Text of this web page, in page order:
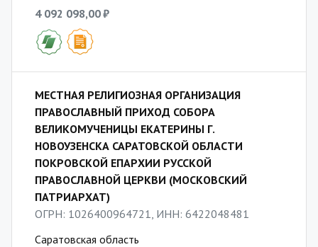
4 092 098,00 ₽
МЕСТНАЯ РЕЛИГИОЗНАЯ ОРГАНИЗАЦИЯ
ПРАВОСЛАВНЫЙ ПРИХОД СОБОРА
ВЕЛИКОМУЧЕНИЦЫ ЕКАТЕРИНЫ Г.
НОВОУЗЕНСКА САРАТОВСКОЙ ОБЛАСТИ
ПОКРОВСКОЙ ЕПАРХИИ РУССКОЙ
ПРАВОСЛАВНОЙ ЦЕРКВИ (МОСКОВСКИЙ
ПАТРИАРХАТ)
ОГРН: 1026400964721, ИНН: 6422048481
Саратовская область